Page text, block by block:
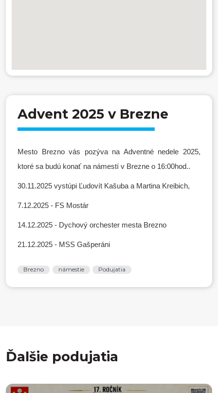
Advent 2025 v Brezne
Mesto Brezno vás pozýva na Adventné nedele 2025,
ktoré sa budú konať na námestí v Brezne o 16:00hod..
30.11.2025 vystúpi Ľudovít Kašuba a Martina Kreibich,
7.12.2025 - FS Mostár
14.12.2025 - Dychový orchester mesta Brezno
21.12.2025 - MSS Gašperáni
Brezno námestie Podujatia
Ďalšie podujatia